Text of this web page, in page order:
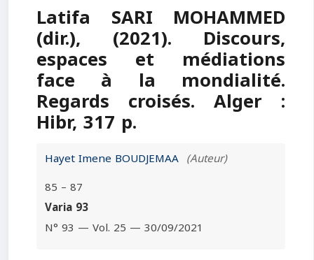
Latifa SARI MOHAMMED
(dir.), (2021). Discours,
espaces et médiations
face à la mondialité.
Regards croisés. Alger :
Hibr, 317 p.
Hayet Imene BOUDJEMAA (Auteur)
85 – 87
Varia 93
N° 93 — Vol. 25 — 30/09/2021